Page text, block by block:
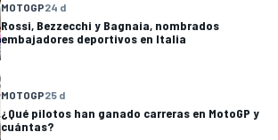
MOTOGP24 d
Rossi, Bezzecchi y Bagnaia, nombrados
embajadores deportivos en Italia
MOTOGP25 d
¿Qué pilotos han ganado carreras en MotoGP y
cuántas?